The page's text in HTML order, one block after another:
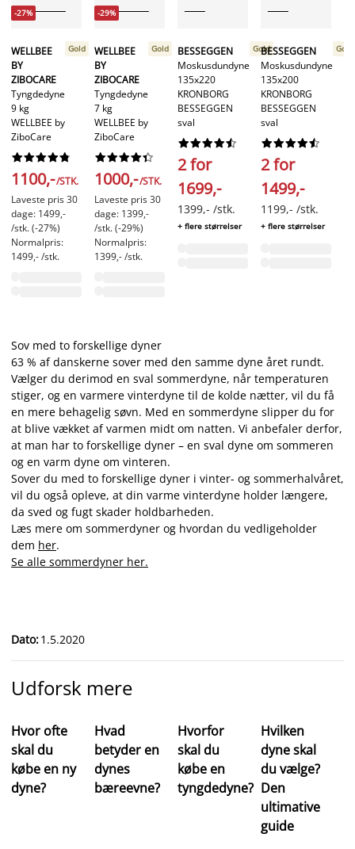
-27%
WELLBEE
BY
ZIBOCARE
Tyngdedyne
9 kg
WELLBEE by
ZiboCare
Gold






1100,-/STK.
Laveste pris 30
dage: 1499,-
/stk. (-27%)
Normalpris:
1499,- /stk.
-29%
WELLBEE
BY
ZIBOCARE
Tyngdedyne
7 kg
WELLBEE by
ZiboCare
Gold






1000,-/STK.
Laveste pris 30
dage: 1399,-
/stk. (-29%)
Normalpris:
1399,- /stk.
BESSEGGEN
Moskusdundyne
135x220
KRONBORG
BESSEGGEN
sval
Gold






2 for
1699,-
1399,- /stk.
+ flere størrelser
BESSEGGEN
Moskusdundyne
135x200
KRONBORG
BESSEGGEN
sval
Gold






2 for
1499,-
1199,- /stk.
+ flere størrelser
Sov med to forskellige dyner
63 % af danskerne sover med den samme dyne året rundt.
Vælger du derimod en sval sommerdyne, når temperaturen
stiger, og en varmere vinterdyne til de kolde nætter, vil du få
en mere behagelig søvn. Med en sommerdyne slipper du for
at blive vækket af varmen midt om natten. Vi anbefaler derfor,
at man har to forskellige dyner – en sval dyne om sommeren
og en varm dyne om vinteren.
Sover du med to forskellige dyner i vinter- og sommerhalvåret,
vil du også opleve, at din varme vinterdyne holder længere,
da sved og fugt skader holdbarheden.
Læs mere om sommerdyner og hvordan du vedligeholder
dem her.
Se alle sommerdyner her.
Dato:1.5.2020
Udforsk mere
Hvor ofte
skal du
købe en ny
dyne?
Hvad
betyder en
dynes
bæreevne?
Hvorfor
skal du
købe en
tyngdedyne?
Hvilken
dyne skal
du vælge?
Den
ultimative
guide